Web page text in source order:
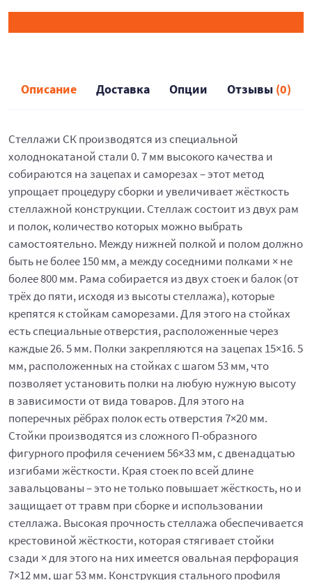
Описание Доставка Опции Отзывы (0)
Стеллажи СК производятся из специальной
холоднокатаной стали 0. 7 мм высокого качества и
собираются на зацепах и саморезах – этот метод
упрощает процедуру сборки и увеличивает жёсткость
стеллажной конструкции. Стеллаж состоит из двух рам
и полок, количество которых можно выбрать
самостоятельно. Между нижней полкой и полом должно
быть не более 150 мм, а между соседними полками × не
более 800 мм. Рама собирается из двух стоек и балок (от
трёх до пяти, исходя из высоты стеллажа), которые
крепятся к стойкам саморезами. Для этого на стойках
есть специальные отверстия, расположенные через
каждые 26. 5 мм. Полки закрепляются на зацепах 15×16. 5
мм, расположенных на стойках с шагом 53 мм, что
позволяет установить полки на любую нужную высоту
в зависимости от вида товаров. Для этого на
поперечных рёбрах полок есть отверстия 7×20 мм.
Стойки производятся из сложного П-образного
фигурного профиля сечением 56×33 мм, с двенадцатью
изгибами жёсткости. Края стоек по всей длине
завальцованы – это не только повышает жёсткость, но и
защищает от травм при сборке и использовании
стеллажа. Высокая прочность стеллажа обеспечивается
крестовиной жёсткости, которая стягивает стойки
сзади × для этого на них имеется овальная перфорация
7×12 мм, шаг 53 мм. Конструкция стального профиля